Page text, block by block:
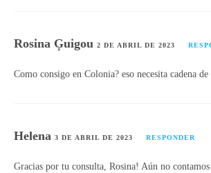
Rosina Ģuigou 2 DE ABRIL DE 2023
Como consigo en Colonia? eso necesita cadena
Helena 3 DE ABRIL DE 2023 RESPONDER
Gracias por tu consulta, Rosina! Aún no